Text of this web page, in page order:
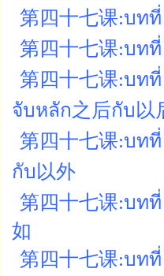
第四十七课:บท
第四十七课:บท
第四十七课:บท
จับหลัก之后กับ以
第四十七课:บท
กับ以外
第四十七课:บท
如
第四十七课:บท